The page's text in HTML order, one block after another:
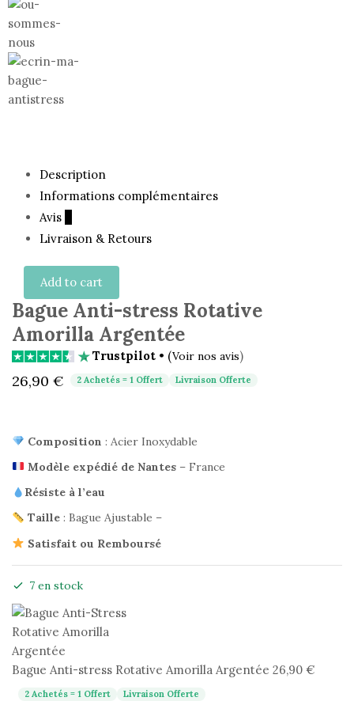
Description
Informations complémentaires
Avis
Livraison & Retours
Add to cart
Bague Anti-stress Rotative
Amorilla Argentée
Trustpilot • (Voir nos avis)
26,90 € 2 Achetés = 1 Offert Livraison Offerte
Composition : Acier Inoxydable
Modèle expédié de Nantes– France
Résiste à l’eau
Taille: Bague Ajustable –
Satisfait ou Remboursé
7 en stock
Bague Anti-stress Rotative Amorilla Argentée 26,90 €
2 Achetés = 1 Offert Livraison Offerte